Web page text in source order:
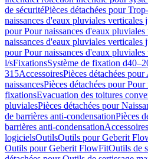
de sécuritéPièces détachées pour
naissances d'eaux pluviales verticales
pour Pour naissances d'eaux
naissances d'eaux pluviales verticales
pour Pour naissances d'eaux
l/sFixationsSystème de fixation
315AccessoiresPièces détachées pour
naissancesPièces détachées pour Pour
fixationsEvacuation des toitures
pluvialesPièces détachées pour
de barrières anti-condensationPièces
barrières anti-condensationAccessoires
logicielsOutilsOutils pour Geberit
Outils pour Geberit FlowFitOutils de